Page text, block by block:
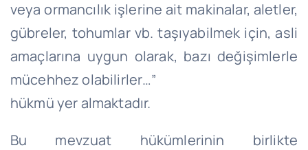
veya ormancılık işlerine ait makinalar, aletler,
gübreler, tohumlar vb. taşıyabilmek için, asli
amaçlarına uygun olarak, bazı değişimlerle
mücehhez olabilirler…”
hükmü yer almaktadır.
Bu mevzuat hükümlerinin birlikte